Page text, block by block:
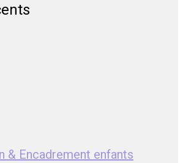
& Encadrement enfants